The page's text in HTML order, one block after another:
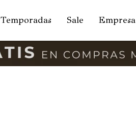
Temporadas Sale Empresa